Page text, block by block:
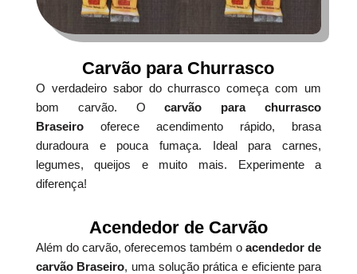
Carvão para Churrasco
O verdadeiro sabor do churrasco começa com um
bom carvão. Ocarvão para churrasco
Braseirooferece acendimento rápido, brasa
duradoura e pouca fumaça. Ideal para carnes,
legumes, queijos e muito mais. Experimente a
diferença!
Acendedor de Carvão
Além do carvão, oferecemos também oacendedor de
carvão Braseiro, uma solução prática e eficiente para